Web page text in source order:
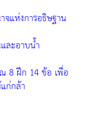
จแห่งการอธิษฐาน
ละอาบน้ำ
8 ฝึก 14 ข้อ เพื่อ
ก่กล้า